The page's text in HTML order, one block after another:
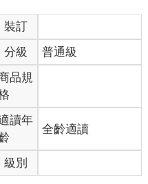
裝訂
分級 普通級
品規
讀年
全齡適讀
級別